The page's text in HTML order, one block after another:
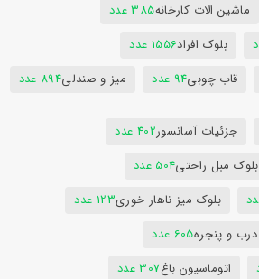
ماشین الات کارخانه385 عدد
بلوک افراد1556 عدد
قاب چوبی94 عدد میز و صندلی894 عدد
جزئیات آسانسور402 عدد
بلوک مبل راحتی504 عدد
بلوک میز ناهار خوری123 عدد
درب و پنجره605 عدد
اتوماسیون باغ307 عدد